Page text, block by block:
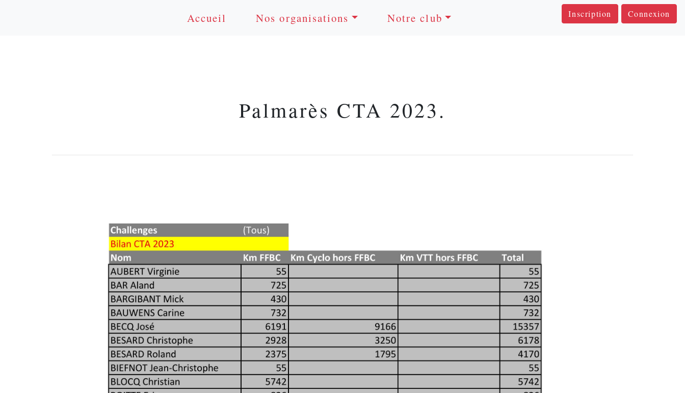
Accueil Nos organisations Notre club Inscription Connexion
Palmarès CTA 2023.